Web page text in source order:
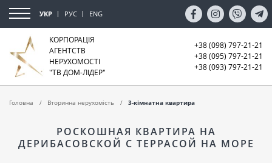
УКР РУС ENG
КОРПОРАЦІЯ
АГЕНТСТВ
НЕРУХОМОСТІ
"ТВ ДОМ-ЛІДЕР"
+38 (098) 797-21-21
+38 (095) 797-21-21
+38 (093) 797-21-21
Головна Вторинна нерухомість 3-кімнатна квартира
РОСКОШНАЯ КВАРТИРА НА
ДЕРИБАСОВСКОЙ С ТЕРРАСОЙ НА МОРЕ